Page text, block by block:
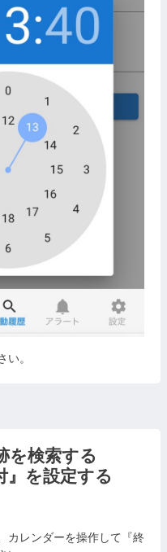
い。
を検索する
』を設定する
カレンダーを操作して『終